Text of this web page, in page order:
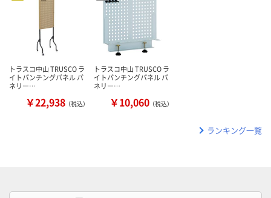
トラスコ中山 TRUSCO ラ
イトパンチングパネル パ
ネリー…
￥22,938 （税込）
トラスコ中山 TRUSCO ラ
イトパンチングパネル パ
ネリー…
￥10,060 （税込）
ランキング一覧